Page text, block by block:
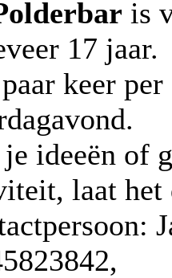
is
17 jaar.
keer
ideeën of
laat het